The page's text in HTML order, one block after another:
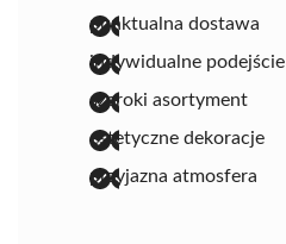
punktualna dostawa
indywidualne podejście
szeroki asortyment
estetyczne dekoracje
przyjazna atmosfera